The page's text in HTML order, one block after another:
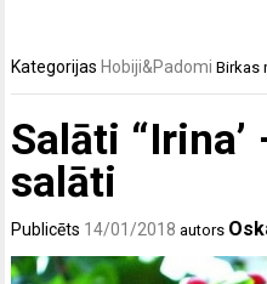
Kategorijas Hobiji&Padomi Birkas
Salāti
salāti
Publicēts 14/01/2018 autors